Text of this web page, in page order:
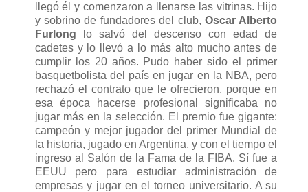
llegó él y comenzaron a llenarse las vitrinas. Hijo
y sobrino de fundadores del club, Oscar Alberto
Furlong lo salvó del descenso con edad de
cadetes y lo llevó a lo más alto mucho antes de
cumplir los 20 años. Pudo haber sido el primer
basquetbolista del país en jugar en la NBA, pero
rechazó el contrato que le ofrecieron, porque en
esa época hacerse profesional significaba no
jugar más en la selección. El premio fue gigante:
campeón y mejor jugador del primer Mundial de
la historia, jugado en Argentina, y con el tiempo el
ingreso al Salón de la Fama de la FIBA. Sí fue a
EEUU pero para estudiar administración de
empresas y jugar en el torneo universitario. A su